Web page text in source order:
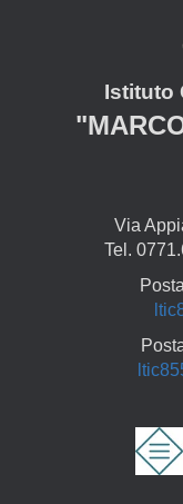
Istituto
Via
Tel.